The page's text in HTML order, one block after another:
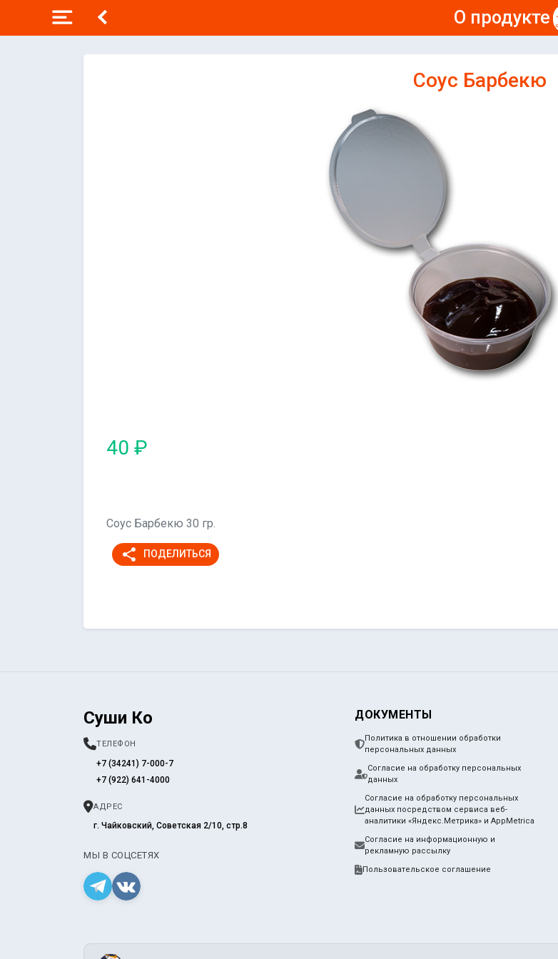
О продукте
Соус Барбекю
40 ₽
Соус Барбекю 30 гр.
share ПОДЕЛИТЬСЯ
Суши Ко
ТЕЛЕФОН
+7 (34241) 7-000-7
+7 (922) 641-4000
АДРЕС
г. Чайковский, Советская 2/10, стр.8
МЫ В СОЦСЕТЯХ
ДОКУМЕНТЫ
Политика в отношении обработки
персональных данных
Согласие на обработку персональных
данных
Согласие на обработку персональных
данных посредством сервиса веб-
аналитики «Яндекс.Метрика» и AppMetrica
Согласие на информационную и
рекламную рассылку
Пользовательское соглашение